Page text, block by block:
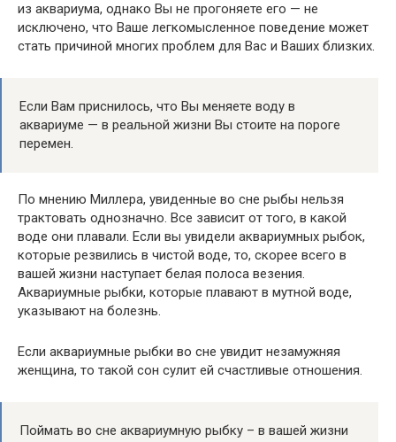
из аквариума, однако Вы не прогоняете его — не
исключено, что Ваше легкомысленное поведение может
стать причиной многих проблем для Вас и Ваших близких.
Если Вам приснилось, что Вы меняете воду в
аквариуме — в реальной жизни Вы стоите на пороге
перемен.
По мнению Миллера, увиденные во сне рыбы нельзя
трактовать однозначно. Все зависит от того, в какой
воде они плавали. Если вы увидели аквариумных рыбок,
которые резвились в чистой воде, то, скорее всего в
вашей жизни наступает белая полоса везения.
Аквариумные рыбки, которые плавают в мутной воде,
указывают на болезнь.
Если аквариумные рыбки во сне увидит незамужняя
женщина, то такой сон сулит ей счастливые отношения.
Поймать во сне аквариумную рыбку – в вашей жизни